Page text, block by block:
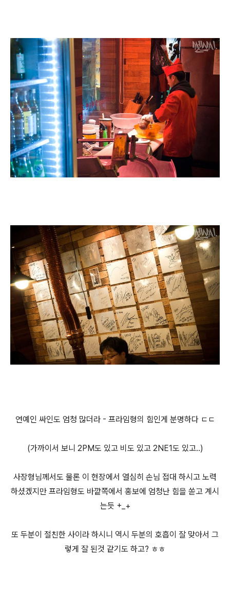
연예인 싸인도 엄청 많더라 - 프라임형의 힘인게 분명하다 ㄷㄷ
(가까이서 보니 2PM도 있고 비도 있고 2NE1도 있고..)
사장형님께서도 물론 이 현장에서 열심히 손님 접대 하시고 노력
하셨겠지만 프라임형도 바깥쪽에서 홍보에 엄청난 힘을 쏟고 계시
는듯 +_+
또 두분이 절친한 사이라 하시니 역시 두분의 호흡이 잘 맞아서 그
렇게 잘 된것 같기도 하고? ㅎㅎ